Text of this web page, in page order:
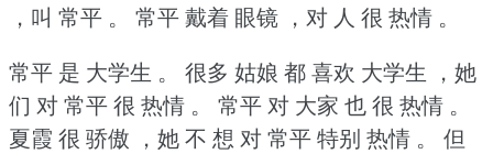
，叫 常平 。
常平 戴着 眼镜 ，对 人 很 热情 。
常平 是 大学生 。
很多 姑娘 都 喜欢 大学生 ，她
们 对 常平 很 热情 。
常平 对 大家 也 很 热情 。
夏霞 很 骄傲 ，她 不 想 对 常平 特别 热情 。
但